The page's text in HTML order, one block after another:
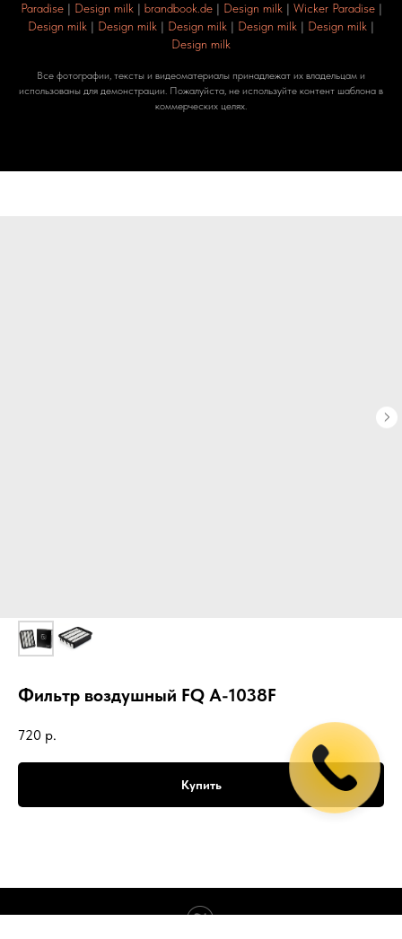
Paradise| Design milk | brandbook.de| Design milk | Wicker Paradise|
Design milk | Design milk | Design milk | Design milk | Design milk |
Design milk
Все фотографии, тексты и видеоматериалы принадлежат их владельцам и
использованы для демонстрации. Пожалуйста, не используйте контент шаблона в
коммерческих целях.
Фильтр воздушный FQ A-1038F
720 р.
Купить
Tilda